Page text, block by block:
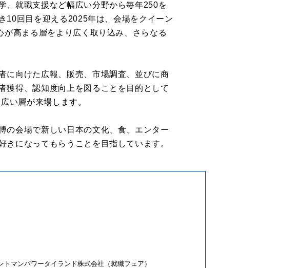
、就職支援など幅広い分野から毎年250を
10回目を迎える2025年は、会場をクイーン
高まる層をより広く取り込み、さらなる
に向けた広報、販売、市場調査、並びに商
獲得、認知度向上を図ることを目的として
い層が来場します。
の会場で新しい日本の文化、食、エンター
になってもらうことを目指しています。
マンパワータイランド株式会社（就職フェア）